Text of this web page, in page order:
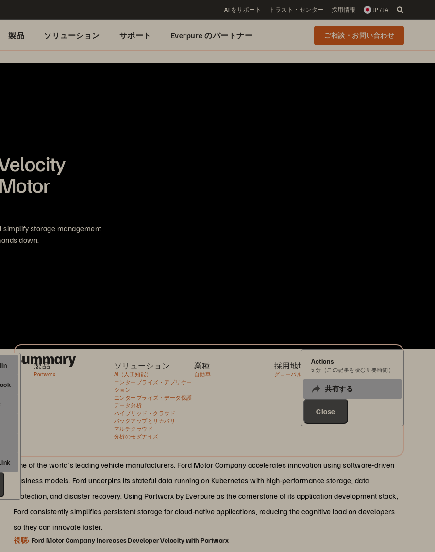
AI をサポート トラスト・センター 採用情報 JP / JA
製品 ソリューション サポート Everpure のパートナー ご相談・お問い合わせ
simplify storage management
down.
Actions
5 分（この記事を読む所要時間）
共有する
Close
Summary
製品
Portworx
ソリューション
AI（人工知能）
エンタープライズ・アプリケー
ション
エンタープライズ・データ保護
データ分析
ハイブリッド・クラウド
バックアップとリカバリ
マルチクラウド
分析のモダナイズ
業種
自動車
採用地域
グローバル
One of the world's leading vehicle manufacturers, Ford Motor Company accelerates innovation using software-driven
business models. Ford underpins its stateful data running on Kubernetes with high-performance storage, data
protection, and disaster recovery. Using Portworx by Everpure as the cornerstone of its application development stack,
Ford consistently simplifies persistent storage for cloud-native applications, reducing the cognitive load on developers
so they can innovate faster.
視聴: Ford Motor Company Increases Developer Velocity with Portworx